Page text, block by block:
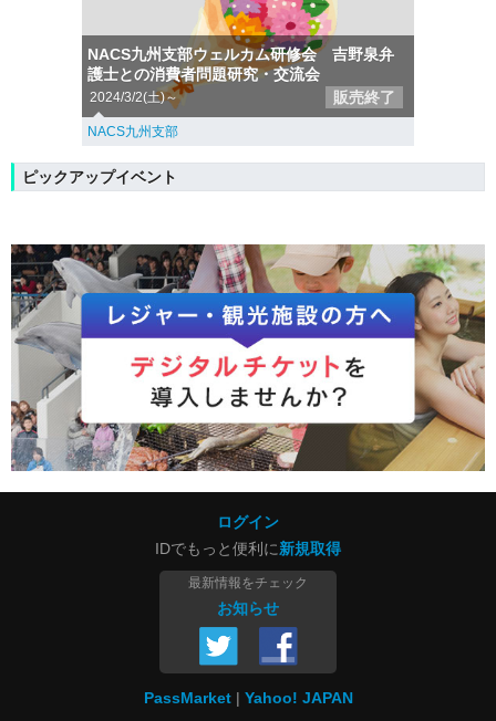
NACS九州支部ウェルカム研修会 吉野泉弁
護士との消費者問題研究・交流会
2024/3/2(土)～ 販売終了
NACS九州支部
ピックアップイベント
ログイン
IDでもっと便利に新規取得
最新情報をチェック
お知らせ
PassMarket Yahoo! JAPAN